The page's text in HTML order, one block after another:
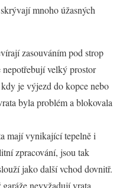
mnoho úžasných
zasouváním pod strop
nepotřebují velký prostor
je výjezd do kopce nebo
byla problém a blokovala
mají vynikající tepelně i
zpracování, jsou tak
jako další vchod dovnitř.
nevyžadují vrata